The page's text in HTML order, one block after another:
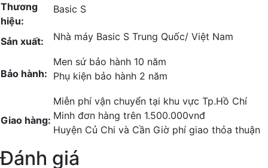
Thương
hiệu:
Basic S
Sản xuất: Nhà máy Basic S Trung Quốc/ Việt Nam
Bảo hành:
Men sứ bảo hành 10 năm
Phụ kiện bảo hành 2 năm
Giao hàng:
Miễn phí vận chuyển tại khu vực Tp.Hồ Chí
Minh đơn hàng trên 1.500.000vnđ
Huyện Củ Chi và Cần Giờ phí giao thỏa thuận
Đánh giá